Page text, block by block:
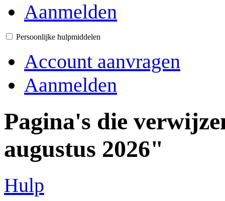
Aanmelden
Persoonlijke hulpmiddelen
Account aanvragen
Aanmelden
Pagina's die
augustus 2026"
Hulp